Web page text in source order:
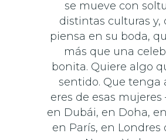
se mueve con
distintas culturas y,
piensa en su boda,
más que una
bonita. Quiere algo
sentido. Que tenga
eres de esas
en Dubái, en Doha,
en París, en Londres